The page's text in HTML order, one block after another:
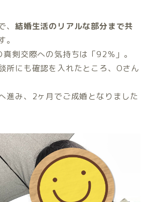
結婚生活のリアルな部分まで共
。
剣交際への気持ちは「92％」。
所にも確認を入れたところ、Oさん
進み、2ヶ月でご成婚となりました